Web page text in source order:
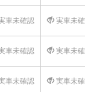
車未確認 実車未確
車未確認 実車未確
車未確認 実車未確